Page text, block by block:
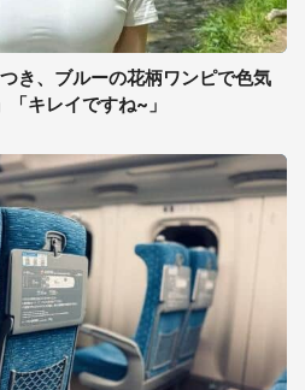
き、ブルーの花柄ワンピで色気
キレイですね~」